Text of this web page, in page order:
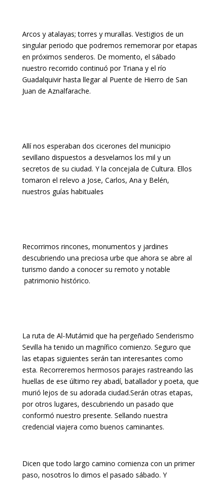
Arcos y atalayas; torres y murallas. Vestigios de un
singular periodo que podremos rememorar por etapas
en próximos senderos. De momento, el sábado
nuestro recorrido continuó por Triana y el río
Guadalquivir hasta llegar al Puente de Hierro de San
Juan de Aznalfarache.
Allí nos esperaban dos cicerones del municipio
sevillano dispuestos a desvelarnos los mil y un
secretos de su ciudad. Y la concejala de Cultura. Ellos
tomaron el relevo a Jose, Carlos, Ana y Belén,
nuestros guías habituales
Recorrimos rincones, monumentos y jardines
descubriendo una preciosa urbe que ahora se abre al
turismo dando a conocer su remoto y notable
patrimonio histórico.
La ruta de Al-Mutámid que ha pergeñado Senderismo
Sevilla ha tenido un magnífico comienzo. Seguro que
las etapas siguientes serán tan interesantes como
esta. Recorreremos hermosos parajes rastreando las
huellas de ese último rey abadí, batallador y poeta, que
murió lejos de su adorada ciudad.Serán otras etapas,
por otros lugares, descubriendo un pasado que
conformó nuestro presente. Sellando nuestra
credencial viajera como buenos caminantes.
Dicen que todo largo camino comienza con un primer
paso, nosotros lo dimos el pasado sábado. Y